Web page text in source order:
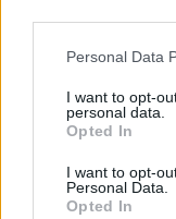
Please note that
not limited to your
grant or deny
use your data for
consent section.
Personal Data
I want to opt-
personal data.
Opted In
I want to opt-
Personal Data.
Opted In